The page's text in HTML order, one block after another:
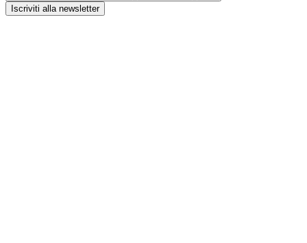
Iscriviti alla newsletter